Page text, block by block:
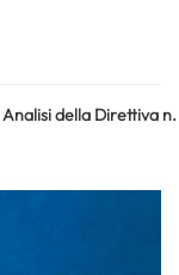
Analisi della Direttiva n.